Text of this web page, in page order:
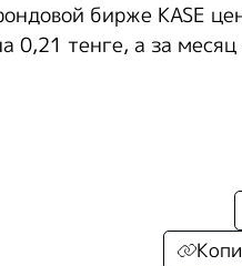
бирже KASE
0,21 тенге, а за